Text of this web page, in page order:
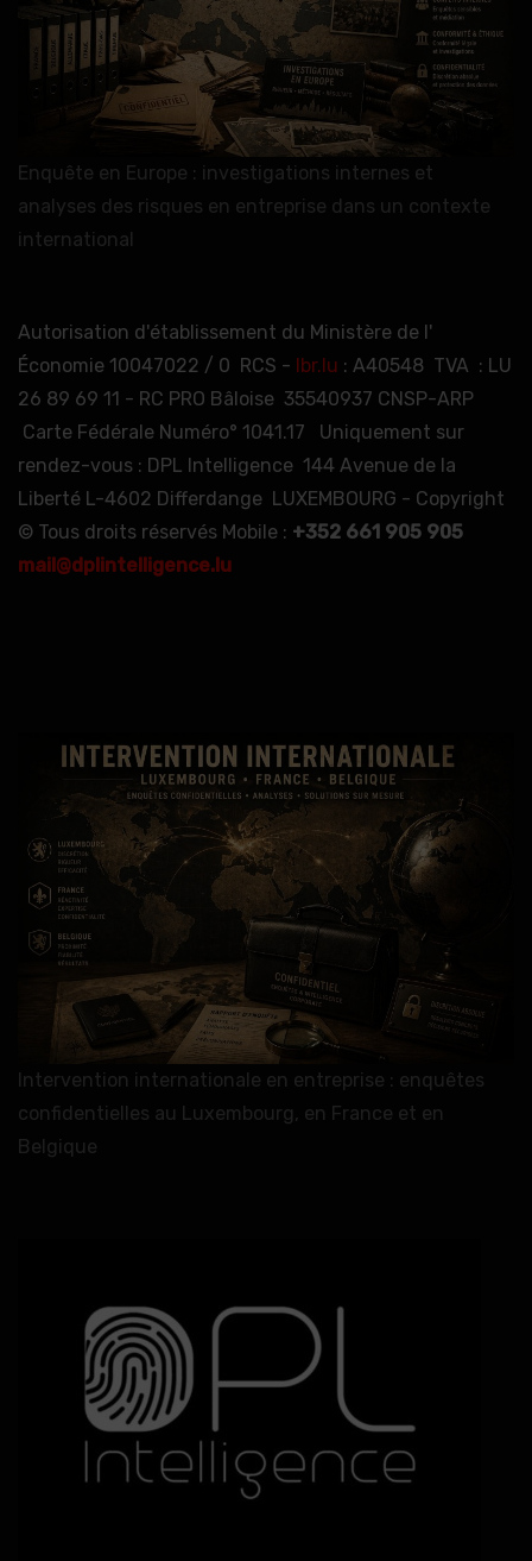
Enquête en Europe : investigations internes et
analyses des risques en entreprise dans un contexte
international
Autorisation d'établissement du Ministère de l'
Économie 10047022 / 0 RCS - lbr.lu : A40548 TVA : LU
26 89 69 11 - RC PRO Bâloise 35540937 CNSP-ARP
Carte Fédérale Numéro° 1041.17 Uniquement sur
rendez-vous : DPL Intelligence 144 Avenue de la
Liberté L-4602 Differdange LUXEMBOURG - Copyright
© Tous droits réservés Mobile : +352 661 905 905
mail@dplintelligence.lu
Intervention internationale en entreprise : enquêtes
confidentielles au Luxembourg, en France et en
Belgique